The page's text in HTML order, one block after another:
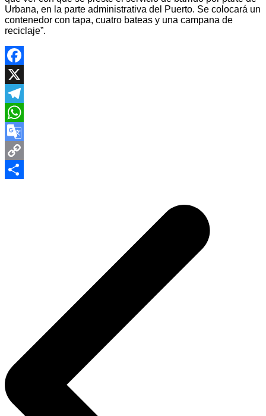
Urbana, en la parte administrativa del Puerto. Se colocará un
contenedor con tapa, cuatro bateas y una campana de
reciclaje”.
Facebook
X
Telegram
WhatsApp
Google
Translate
Copy